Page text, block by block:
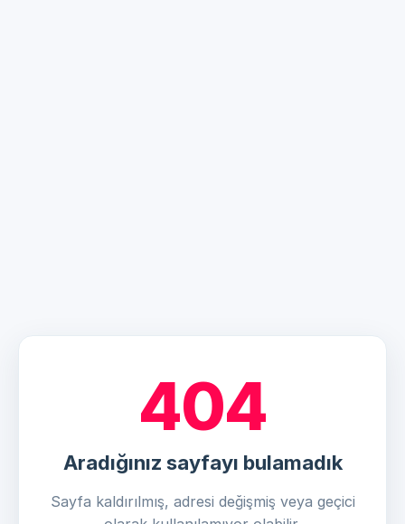
404
Aradığınız sayfayı bulamadık
Sayfa kaldırılmış, adresi değişmiş veya geçici